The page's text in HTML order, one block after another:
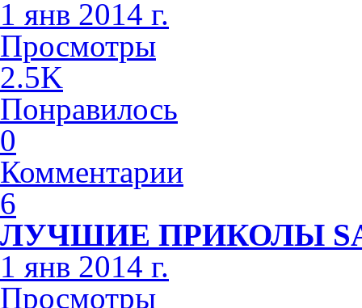
1 янв 2014 г.
Просмотры
2.5K
Понравилось
0
Комментарии
6
ЛУЧШИЕ ПРИКОЛЫ
1 янв 2014 г.
Просмотры